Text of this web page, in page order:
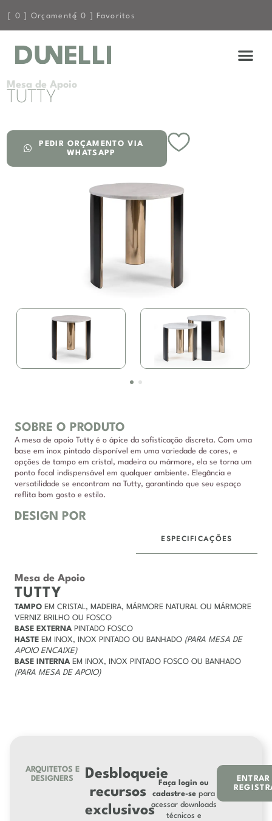
[ 0 ] Orçamento[0 ] Favoritos
Mesa de Apoio
TUTTY
PEDIR ORÇAMENTO VIA
WHATSAPP
SOBRE O PRODUTO
A mesa de apoio Tutty é o ápice da sofisticação discreta. Com uma
base em inox pintado disponível em uma variedade de cores, e
opções de tampo em cristal, madeira ou mármore, ela se torna um
ponto focal indispensável em qualquer ambiente. Elegância e
versatilidade se encontram na Tutty, garantindo que seu espaço
reflita bom gosto e estilo.
DESIGN POR
ESPECIFICAÇÕES
Mesa de Apoio
TUTTY
TAMPO EM CRISTAL, MADEIRA, MÁRMORE NATURAL OU MÁRMORE
VERNIZ BRILHO OU FOSCO
BASE EXTERNA PINTADO FOSCO
HASTE EM INOX, INOX PINTADO OU BANHADO (PARA MESA DE
APOIO ENCAIXE)
BASE INTERNA EM INOX, INOX PINTADO FOSCO OU BANHADO
(PARA MESA DE APOIO)
ARQUITETOS E
DESIGNERS
Desbloqueie
recursos
exclusivos
Faça login ou
cadastre-se para
acessar downloads
técnicos e